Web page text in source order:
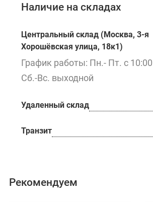
Наличие на складах
Центральный склад (Москва, 3-я
Хорошёвская улица, 18к1)
График работы: Пн.- Пт. с
Сб.-Вс. выходной
Удаленный склад
Транзит
Рекомендуем